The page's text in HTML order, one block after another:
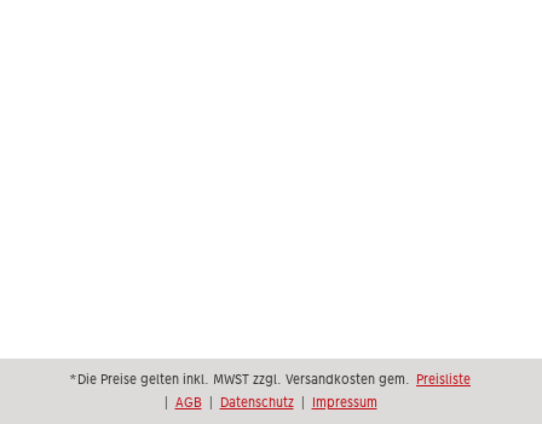
*Die Preise gelten inkl. MWST zzgl. Versandkosten gem. Preisliste
| AGB | Datenschutz | Impressum